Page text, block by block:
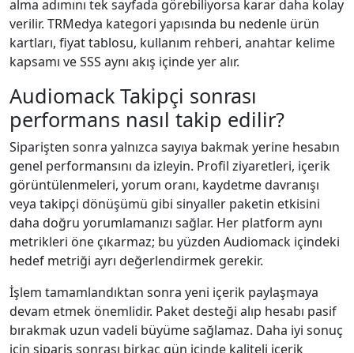
alma adımını tek sayfada görebiliyorsa karar daha kolay
verilir. TRMedya kategori yapısında bu nedenle ürün
kartları, fiyat tablosu, kullanım rehberi, anahtar kelime
kapsamı ve SSS aynı akış içinde yer alır.
Audiomack Takipçi sonrası
performans nasıl takip edilir?
Siparişten sonra yalnızca sayıya bakmak yerine hesabın
genel performansını da izleyin. Profil ziyaretleri, içerik
görüntülenmeleri, yorum oranı, kaydetme davranışı
veya takipçi dönüşümü gibi sinyaller paketin etkisini
daha doğru yorumlamanızı sağlar. Her platform aynı
metrikleri öne çıkarmaz; bu yüzden Audiomack içindeki
hedef metriği ayrı değerlendirmek gerekir.
İşlem tamamlandıktan sonra yeni içerik paylaşmaya
devam etmek önemlidir. Paket desteği alıp hesabı pasif
bırakmak uzun vadeli büyüme sağlamaz. Daha iyi sonuç
için sipariş sonrası birkaç gün içinde kaliteli içerik